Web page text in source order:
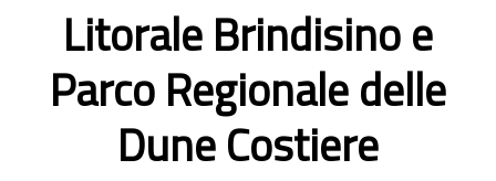
Litorale Brindisino e
Parco Regionale delle
Dune Costiere